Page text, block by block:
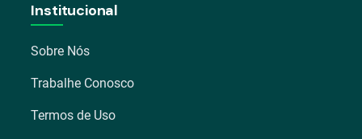
Institucional
Sobre Nós
Trabalhe Conosco
Termos de Uso